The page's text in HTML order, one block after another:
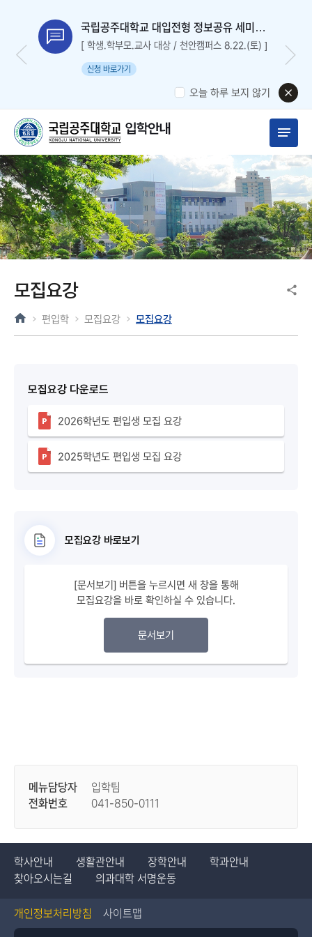
국립공주대학교 대입전형 정보공유 세미나
신청
[ 학생.학부모.교사 대상 / 천안캠퍼스 8.22.(토) ]
신청 바로가기
오늘 하루 보지 않기
모집요강
편입학 모집요강 모집요강
모집요강 다운로드
2026학년도 편입생 모집 요강
2025학년도 편입생 모집 요강
모집요강 바로보기
[문서보기] 버튼을 누르시면 새 창을 통해
모집요강을 바로 확인하실 수 있습니다.
문서보기
메뉴담당자
입학팀
전화번호
041-850-0111
학사안내 생활관안내 장학안내
학과안내
찾아오시는길
의과대학 서명운동
개인정보처리방침 사이트맵